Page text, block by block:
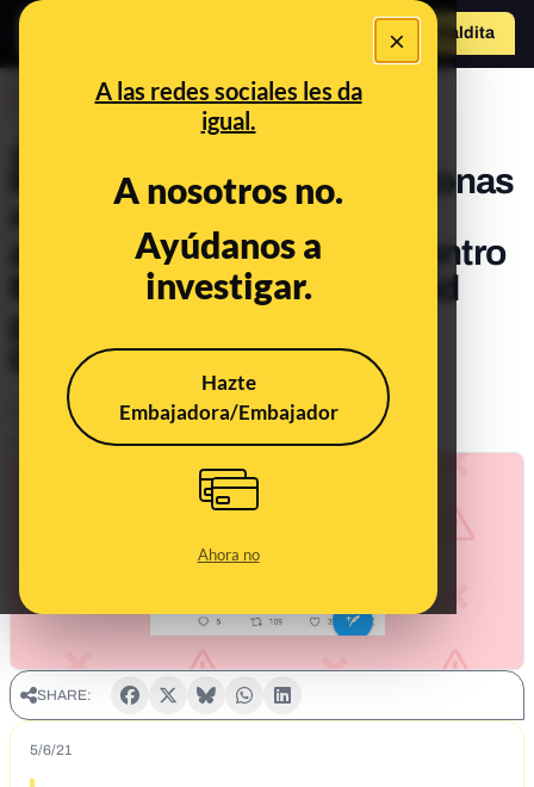
×
A las redes sociales les da
igual.
A nosotros no.
Ayúdanos a
investigar.
Hazte
Embajadora/Embajador
Ahora no
Hazte Maldito
¿Qué sabemos sobre el
llamamiento para que personas
nacidas entre 1951 y 1955
acudan sin cita previa al Centro
Miguel Delibes de Valladolid
COVID-19?
Publicado elMay 7, 2021, 2:51:43 PM
SHARE:
5/6/21